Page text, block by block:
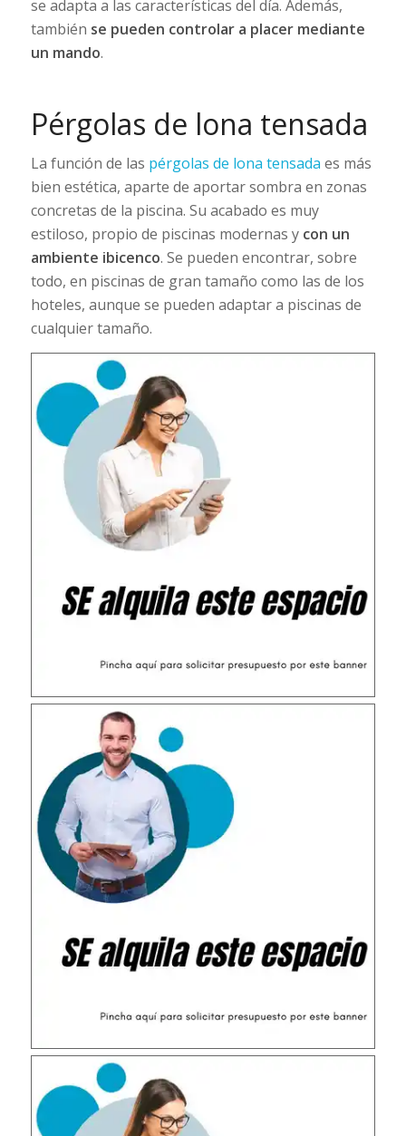
se adapta a las características del día. Además,
también se pueden controlar a placer mediante
un mando.
Pérgolas de lona tensada
La función de las pérgolas de lona tensada es más
bien estética, aparte de aportar sombra en zonas
concretas de la piscina. Su acabado es muy
estiloso, propio de piscinas modernas y con un
ambiente ibicenco. Se pueden encontrar, sobre
todo, en piscinas de gran tamaño como las de los
hoteles, aunque se pueden adaptar a piscinas de
cualquier tamaño.